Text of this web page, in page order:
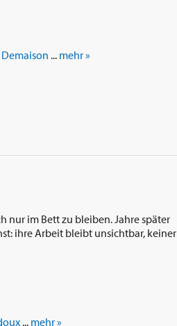
... mehr »
nur im Bett zu bleiben. Jahre später
ihre Arbeit bleibt unsichtbar, keiner
... mehr »